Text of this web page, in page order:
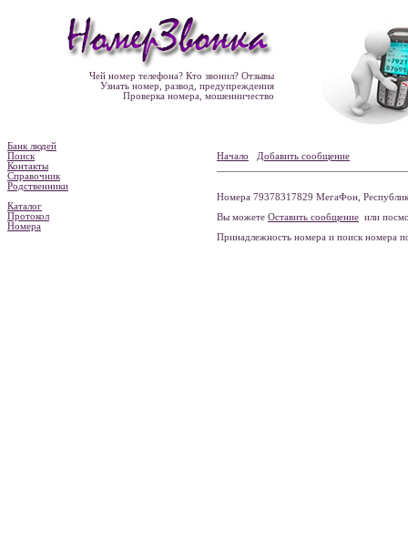
Чей номер телефона? Кто звонил? Отзывы
Узнать номер, развод, предупреждения
Проверка номера, мошенничество
Банк людей
Поиск
Контакты
Справочник
Родственники
Каталог
Протокол
Номера
Начало Добавить сообщение
Номера 79378317829 МегаФон,
Вы можете Оставить сообщение или
Принадлежность номера и поиск номера